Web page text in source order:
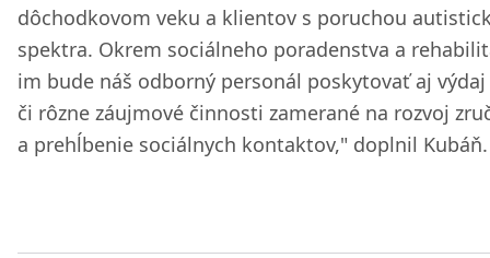
dôchodkovom veku a klientov s poruchou
spektra. Okrem sociálneho poradenstva a
im bude náš odborný personál poskytovať aj
či rôzne záujmové činnosti zamerané na rozvoj
a prehĺbenie sociálnych kontaktov," doplnil Kubáň.